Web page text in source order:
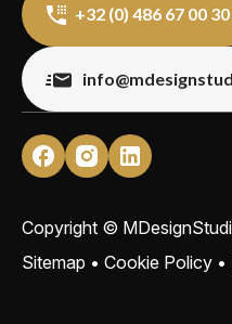
+32 (0) 486 67 00 30
Copyright ©
Sitemap • Cookie Policy •